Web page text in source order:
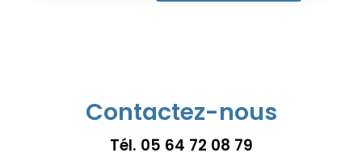
Contactez-nous
Tél. 05 64 72 08 79